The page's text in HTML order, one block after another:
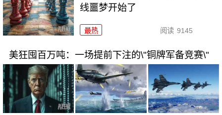
线噩梦开始了
最热 阅读 9145
美狂囤百万吨：一场提前下注的\"铜牌军备竞赛\"